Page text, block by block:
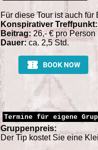
Für diese Tour ist auch
Konspirativer Treffpunkt:
Beitrag: 26,- € pro
Dauer:ca. 2,5 Std.
Termine für eigene
Gruppenpreis:
Der Tip kostet Sie eine